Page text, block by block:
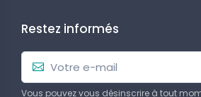
Restez informés
Vous pouvez vous désinscrire à tout